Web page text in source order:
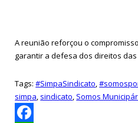
A reunião reforçou o
garantir a defesa dos direitos
Tags:#SimpaSindicato,
simpa, sindicato, Somos